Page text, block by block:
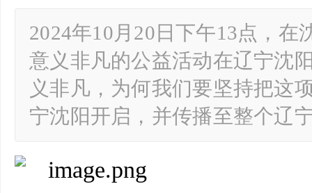
2024年10月20日下午13点，
意义非凡的公益活动在辽宁沈
义非凡，为何我们要坚持把这
宁沈阳开启，并传播至整个